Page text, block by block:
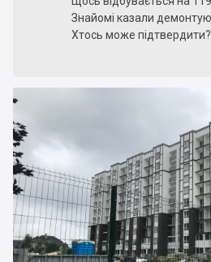
Знайомі казали
Хтось може підтвердити?